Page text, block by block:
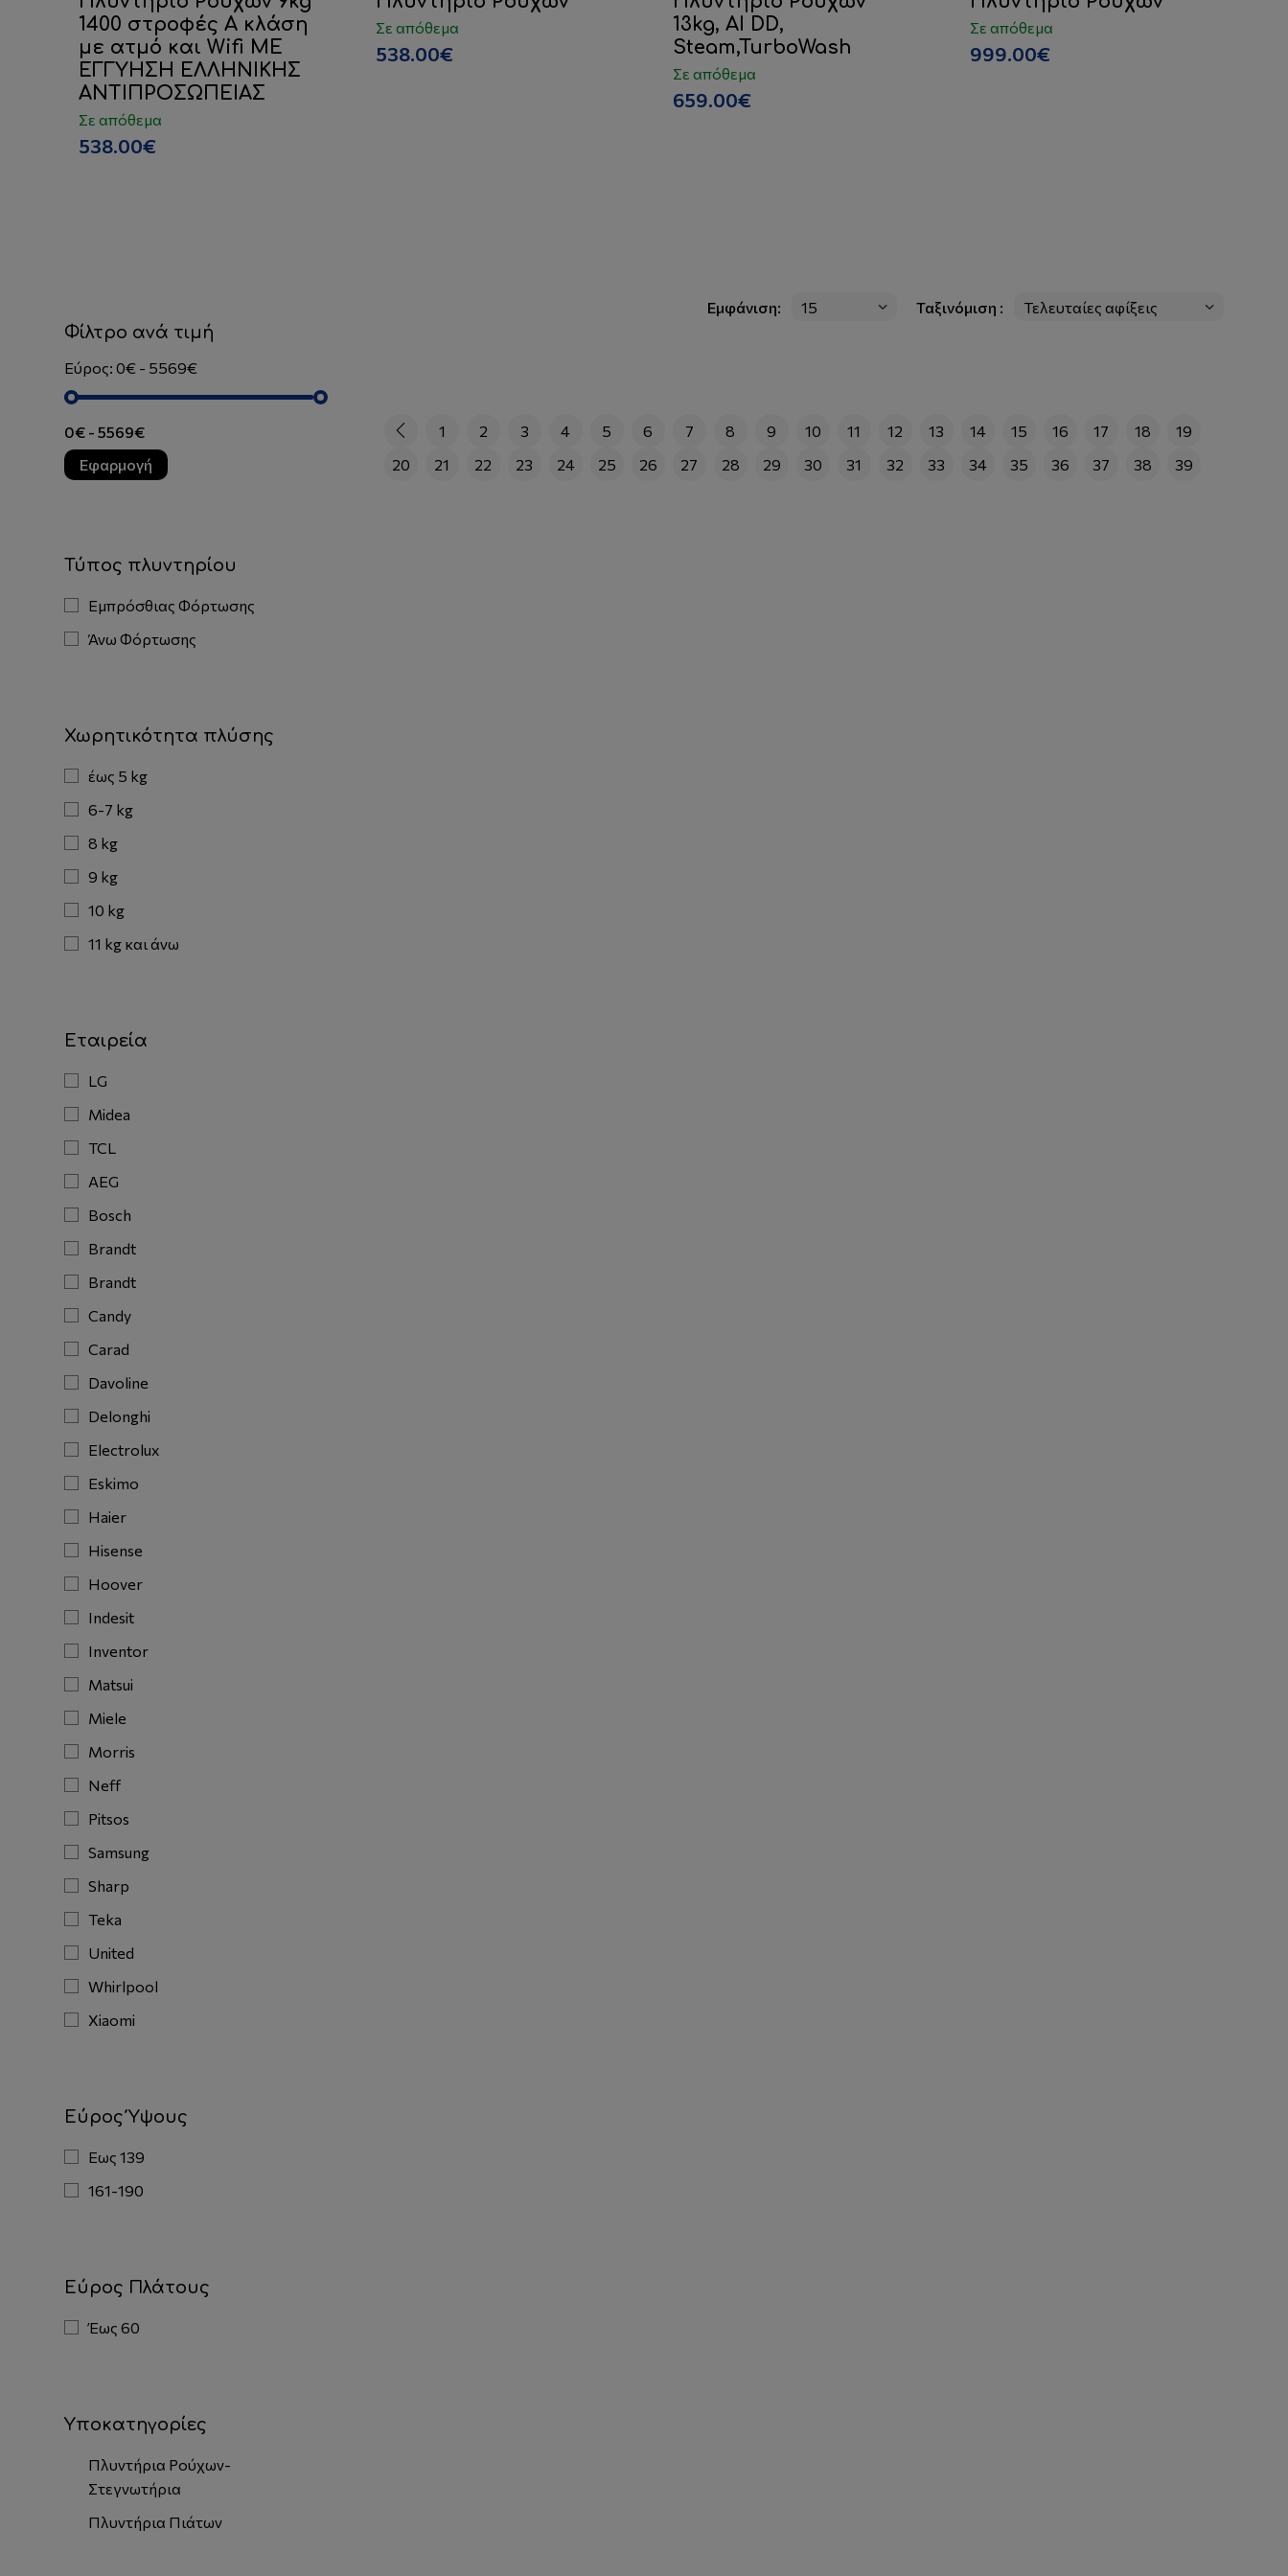
1400 στροφές Α κλάση
με ατμό και Wifi ΜΕ
ΕΓΓΥΗΣΗ ΕΛΛΗΝΙΚΗΣ
ΑΝΤΙΠΡΟΣΩΠΕΙΑΣ
Σε απόθεμα
538.00€
Σε απόθεμα
538.00€
13kg, AI DD,
Steam,TurboWash
Σε απόθεμα
659.00€
Σε απόθεμα
999.00€
Εμφάνιση: Ταξινόμιση :
1 2 3 4 5 6 7 8 9 10 11 12 13 14 15 16 17 18
19
20
21 22 23 24 25 26 27 28 29 30 31 32 33 34 35 36 37 38 39
Φίλτρο ανά τιμή
Εύρος: 0€ - 5569€
Εφαρμογή
Τύπος πλυντηρίου
Εμπρόσθιας Φόρτωσης
Άνω Φόρτωσης
Χωρητικότητα πλύσης
έως 5 kg
6-7 kg
8 kg
9 kg
10 kg
11 kg και άνω
Εταιρεία
LG
Midea
TCL
AEG
Bosch
Brandt
Brandt
Candy
Carad
Davoline
Delonghi
Electrolux
Eskimo
Haier
Hisense
Hoover
Indesit
Inventor
Matsui
Miele
Morris
Neff
Pitsos
Samsung
Sharp
Teka
United
Whirlpool
Xiaomi
Εύρος Ύψους
Εως 139
161-190
Εύρος Πλάτους
Έως 60
Υποκατηγορίες
Πλυντήρια Ρούχων-
Στεγνωτήρια
Πλυντήρια Πιάτων